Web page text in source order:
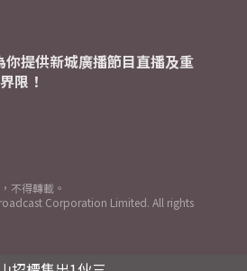
提供新城廣播節目直播及重
限！
不得轉載。
Corporation Limited. All rights